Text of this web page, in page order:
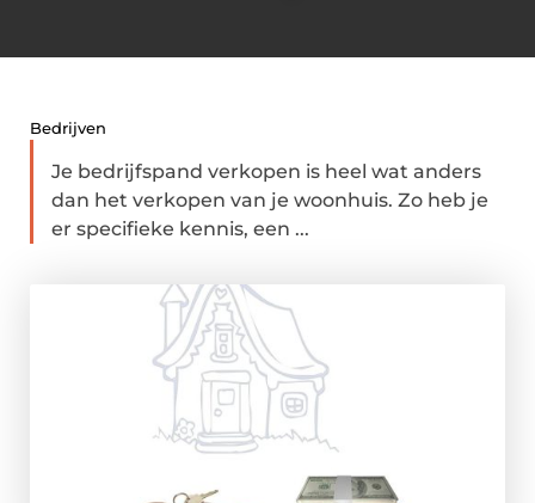
Bedrijven
Je bedrijfspand verkopen is heel wat anders
dan het verkopen van je woonhuis. Zo heb je
er specifieke kennis, een ...